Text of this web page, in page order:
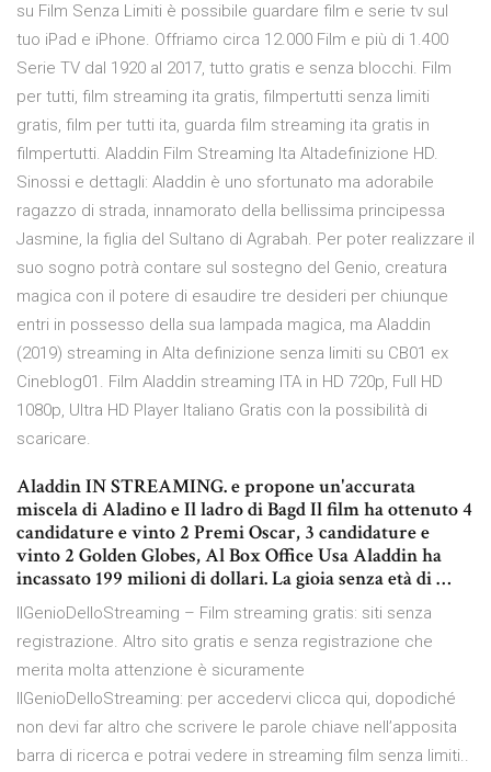
su Film Senza Limiti è possibile guardare film e serie tv sul
tuo iPad e iPhone. Offriamo circa 12.000 Film e più di 1.400
Serie TV dal 1920 al 2017, tutto gratis e senza blocchi. Film
per tutti, film streaming ita gratis, filmpertutti senza limiti
gratis, film per tutti ita, guarda film streaming ita gratis in
filmpertutti. Aladdin Film Streaming Ita Altadefinizione HD.
Sinossi e dettagli: Aladdin è uno sfortunato ma adorabile
ragazzo di strada, innamorato della bellissima principessa
Jasmine, la figlia del Sultano di Agrabah. Per poter realizzare il
suo sogno potrà contare sul sostegno del Genio, creatura
magica con il potere di esaudire tre desideri per chiunque
entri in possesso della sua lampada magica, ma Aladdin
(2019) streaming in Alta definizione senza limiti su CB01 ex
Cineblog01. Film Aladdin streaming ITA in HD 720p, Full HD
1080p, Ultra HD Player Italiano Gratis con la possibilità di
scaricare.
Aladdin IN STREAMING. e propone un'accurata
miscela di Aladino e Il ladro di Bagd Il film ha ottenuto 4
candidature e vinto 2 Premi Oscar, 3 candidature e
vinto 2 Golden Globes, Al Box Office Usa Aladdin ha
incassato 199 milioni di dollari. La gioia senza età di …
IlGenioDelloStreaming – Film streaming gratis: siti senza
registrazione. Altro sito gratis e senza registrazione che
merita molta attenzione è sicuramente
IlGenioDelloStreaming: per accedervi clicca qui, dopodiché
non devi far altro che scrivere le parole chiave nell’apposita
barra di ricerca e potrai vedere in streaming film senza limiti..